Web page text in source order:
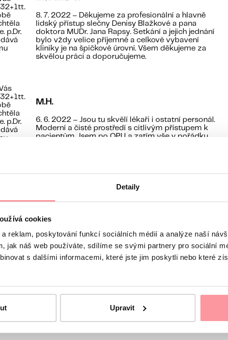
Detaily
cookies
a reklam, poskytování funkcí sociálních médií a analýze naší
jak náš web používáte, sdílíme se svými partnery pro sociální
s dalšími informacemi, které jste jim poskytli nebo které
Upravit
p.Dr.
p.Dr.
8. 7. 2022 – Děkujeme za profesionální a hlavně
lidský přístup slečny Denisy Blažkové a pana
doktora MUDr. Jana Rapsy. Setkání a jejich jednání
bylo vždy velice příjemné a celkové vybavení
kliniky je na špičkové úrovni. Všem děkujeme za
skvělou práci a doporučujeme.
M.H.
6. 6. 2022 – Jsou tu skvělí lékaři i ostatní personál.
Moderní a čisté prostředí s citlivým přístupem k
pacientům. Jsem po OPU a zatím vše v pořádku.
Strana 6 Strana7 Strana8 Další »
zdarma